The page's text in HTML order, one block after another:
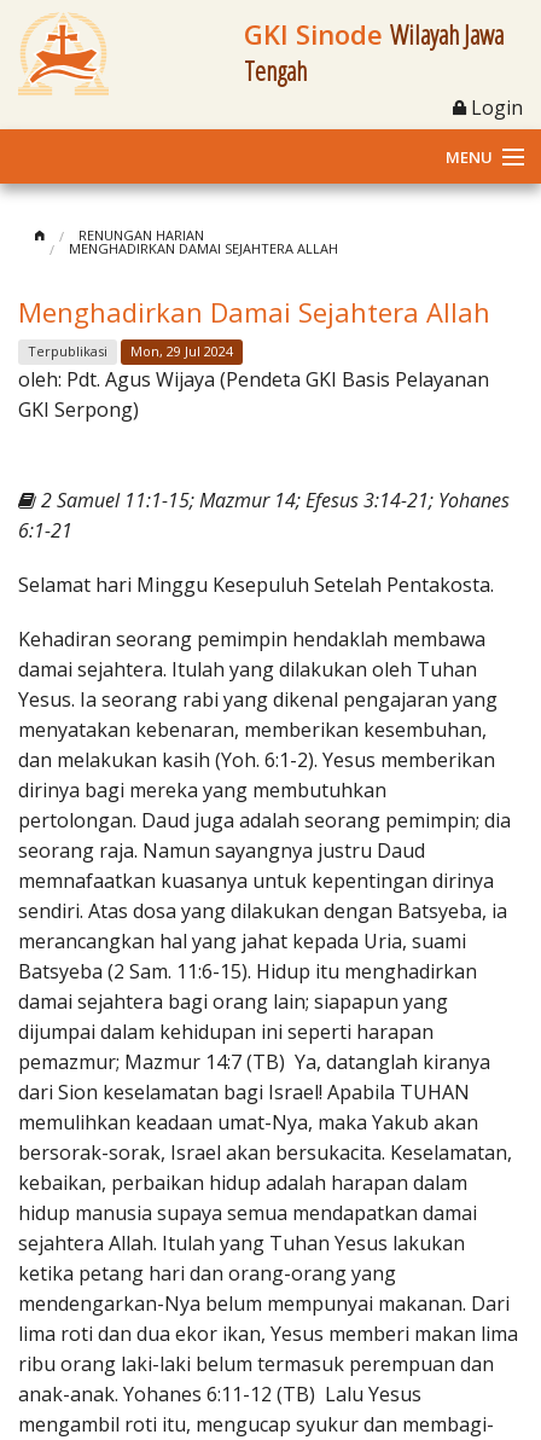
GKI Sinode Wilayah Jawa
Tengah
Login
MENU
Klasis dan Jemaat
Berita Kegiatan
Materi
RENUNGAN HARIAN
MENGHADIRKAN DAMAI SEJAHTERA ALLAH
Menghadirkan Damai Sejahtera Allah
Terpublikasi Mon, 29 Jul 2024
oleh: Pdt. Agus Wijaya (Pendeta GKI Basis Pelayanan
GKI Serpong)
2 Samuel 11:1-15; Mazmur 14; Efesus 3:14-21; Yohanes
6:1-21
Selamat hari Minggu Kesepuluh Setelah Pentakosta.
Kehadiran seorang pemimpin hendaklah membawa
damai sejahtera. Itulah yang dilakukan oleh Tuhan
Yesus. Ia seorang rabi yang dikenal pengajaran yang
menyatakan kebenaran, memberikan kesembuhan,
dan melakukan kasih (Yoh. 6:1-2). Yesus memberikan
dirinya bagi mereka yang membutuhkan
pertolongan. Daud juga adalah seorang pemimpin; dia
seorang raja. Namun sayangnya justru Daud
memnafaatkan kuasanya untuk kepentingan dirinya
sendiri. Atas dosa yang dilakukan dengan Batsyeba, ia
merancangkan hal yang jahat kepada Uria, suami
Batsyeba (2 Sam. 11:6-15). Hidup itu menghadirkan
damai sejahtera bagi orang lain; siapapun yang
dijumpai dalam kehidupan ini seperti harapan
pemazmur; Mazmur 14:7 (TB) Ya, datanglah kiranya
dari Sion keselamatan bagi Israel! Apabila TUHAN
memulihkan keadaan umat-Nya, maka Yakub akan
bersorak-sorak, Israel akan bersukacita. Keselamatan,
kebaikan, perbaikan hidup adalah harapan dalam
hidup manusia supaya semua mendapatkan damai
sejahtera Allah. Itulah yang Tuhan Yesus lakukan
ketika petang hari dan orang-orang yang
mendengarkan-Nya belum mempunyai makanan. Dari
lima roti dan dua ekor ikan, Yesus memberi makan lima
ribu orang laki-laki belum termasuk perempuan dan
anak-anak. Yohanes 6:11-12 (TB) Lalu Yesus
mengambil roti itu, mengucap syukur dan membagi-